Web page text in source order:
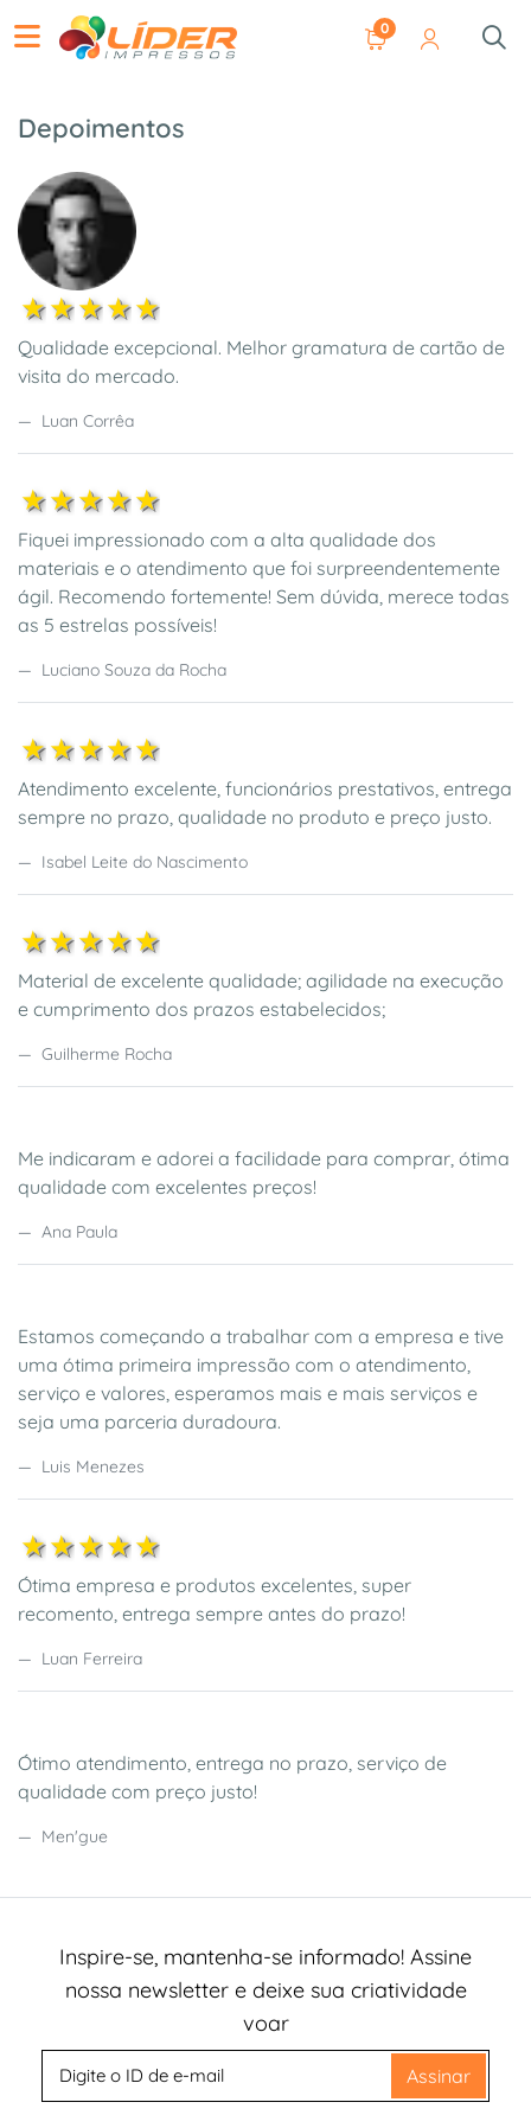
0
Depoimentos
1estrela
2estrela
3estrela
4estrela
Qualidade excepcional. Melhor gramatura de cartão de
visita do mercado.
Luan Corrêa
1estrela
2estrela
3estrela
4estrela
Fiquei impressionado com a alta qualidade dos
materiais e o atendimento que foi surpreendentemente
ágil. Recomendo fortemente! Sem dúvida, merece todas
as 5 estrelas possíveis!
Luciano Souza da Rocha
1estrela
2estrela
3estrela
4estrela
Atendimento excelente, funcionários prestativos, entrega
sempre no prazo, qualidade no produto e preço justo.
Isabel Leite do Nascimento
1estrela
2estrela
3estrela
4estrela
Material de excelente qualidade; agilidade na execução
e cumprimento dos prazos estabelecidos;
Guilherme Rocha
Me indicaram e adorei a facilidade para comprar, ótima
qualidade com excelentes preços!
Ana Paula
Estamos começando a trabalhar com a empresa e tive
uma ótima primeira impressão com o atendimento,
serviço e valores, esperamos mais e mais serviços e
seja uma parceria duradoura.
Luis Menezes
1estrela
2estrela
3estrela
4estrela
Ótima empresa e produtos excelentes, super
recomento, entrega sempre antes do prazo!
Luan Ferreira
Ótimo atendimento, entrega no prazo, serviço de
qualidade com preço justo!
Men'gue
Inspire-se, mantenha-se informado! Assine
nossa newsletter e deixe sua criatividade
voar
Assinar